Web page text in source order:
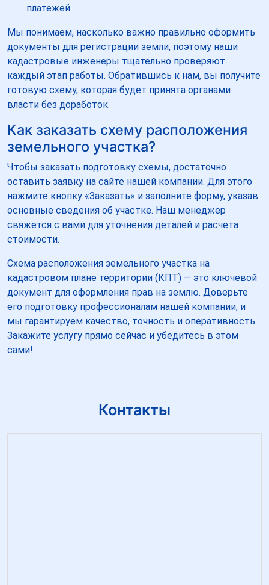
платежей.
Мы понимаем, насколько важно правильно оформить
документы для регистрации земли, поэтому наши
кадастровые инженеры тщательно проверяют
каждый этап работы. Обратившись к нам, вы получите
готовую схему, которая будет принята органами
власти без доработок.
Как заказать схему расположения
земельного участка?
Чтобы заказать подготовку схемы, достаточно
оставить заявку на сайте нашей компании. Для этого
нажмите кнопку «Заказать» и заполните форму, указав
основные сведения об участке. Наш менеджер
свяжется с вами для уточнения деталей и расчета
стоимости.
Схема расположения земельного участка на
кадастровом плане территории (КПТ) — это ключевой
документ для оформления прав на землю. Доверьте
его подготовку профессионалам нашей компании, и
мы гарантируем качество, точность и оперативность.
Закажите услугу прямо сейчас и убедитесь в этом
сами!
Контакты